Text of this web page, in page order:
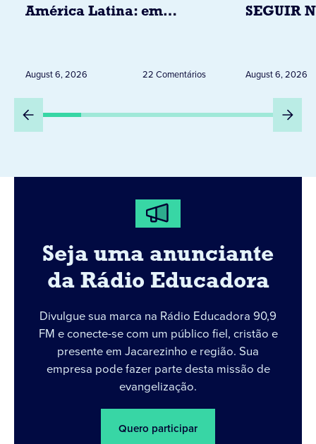
América Latina: em
Peru
August 6, 2026 22 Comentários
SEGUIR
DESTA
August 6, 2026
Seja uma anunciante
da Rádio Educadora
Divulgue sua marca na Rádio Educadora 90,9
FM e conecte-se com um público fiel, cristão e
presente em Jacarezinho e região. Sua
empresa pode fazer parte desta missão de
evangelização.
Quero participar